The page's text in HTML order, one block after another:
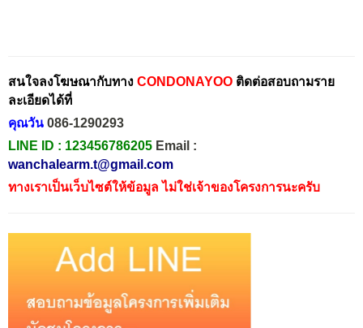
สนใจลงโฆษณากับทาง CONDONAYOO ติดต่อสอบถามราย
ละเอียดได้ที่
คุณวัน 086-1290293
LINE ID : 123456786205 Email :
wanchalearm.t@gmail.com
ทางเราเป็นเว็บไซต์ให้ข้อมูล ไม่ใช่เจ้าของโครงการนะครับ